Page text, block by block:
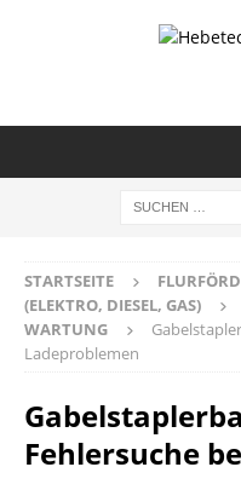
STARTSEITE
(ELEKTRO, DIESEL, GAS)
WARTUNG
Ladeproblemen
Fehlersuche